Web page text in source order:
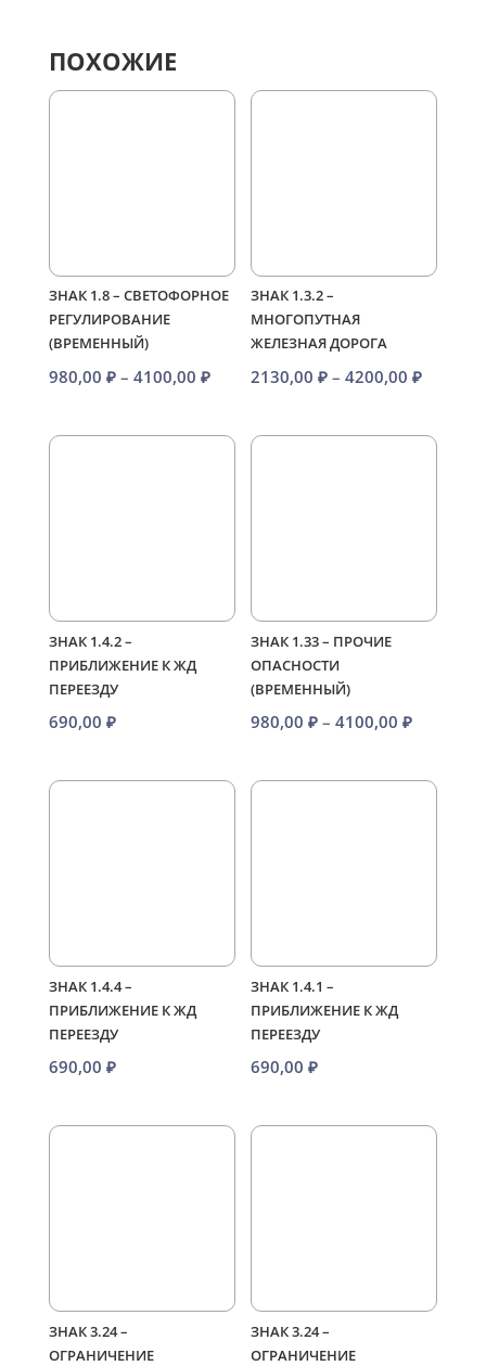
ПОХОЖИЕ
ЗНАК 1.8 – СВЕТОФОРНОЕ
РЕГУЛИРОВАНИЕ
(ВРЕМЕННЫЙ)
980,00 ₽ – 4100,00 ₽Диапазон
980,00 ₽
ЗНАК 1.3.2 –
МНОГОПУТНАЯ
ЖЕЛЕЗНАЯ ДОРОГА
2130,00₽ – 4200,00₽
ЗНАК 1.4.2 –
ПРИБЛИЖЕНИЕ К ЖД
ПЕРЕЕЗДУ
690,00 ₽
ЗНАК 1.33 – ПРОЧИЕ
ОПАСНОСТИ
(ВРЕМЕННЫЙ)
980,00₽ – 4100,00₽
980,00 ₽
ЗНАК 1.4.4 –
ПРИБЛИЖЕНИЕ К ЖД
ПЕРЕЕЗДУ
690,00 ₽
ЗНАК 1.4.1 –
ПРИБЛИЖЕНИЕ К ЖД
ПЕРЕЕЗДУ
690,00₽
ЗНАК 3.24 –
ОГРАНИЧЕНИЕ
ЗНАК 3.24 –
ОГРАНИЧЕНИЕ